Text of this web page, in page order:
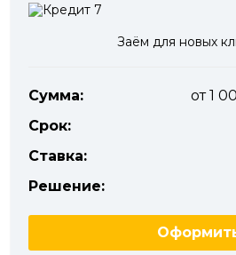
Заём для новых
Сумма:
от 1
Срок:
Ставка:
Решение: